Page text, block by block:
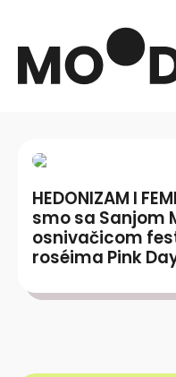
HEDONIZAM I
smo sa Sanjom
osnivačicom
roséima Pink